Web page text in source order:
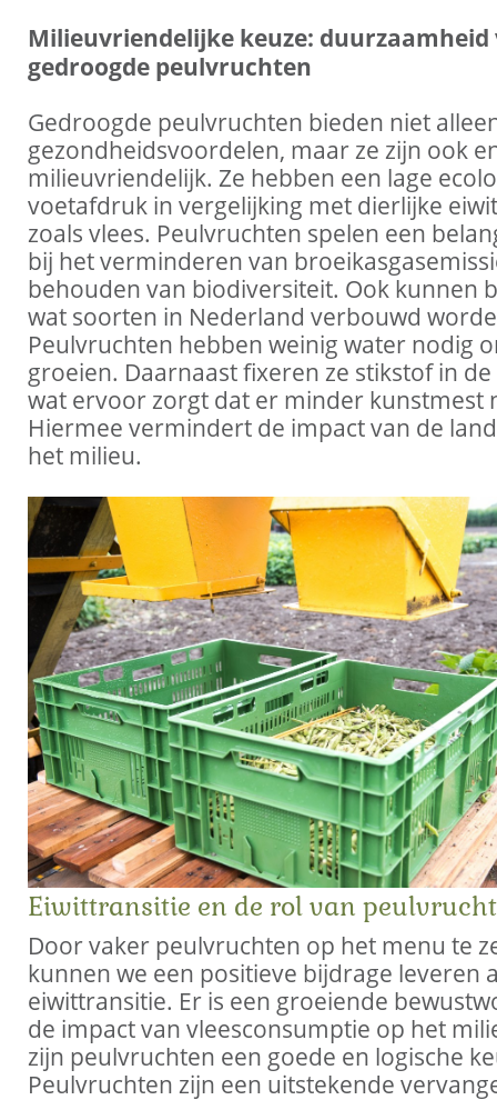
Milieuvriendelijke keuze: duurzaamheid
gedroogde peulvruchten
Gedroogde peulvruchten bieden niet
gezondheidsvoordelen, maar ze zijn ook
milieuvriendelijk. Ze hebben een lage
voetafdruk in vergelijking met dierlijke
zoals vlees. Peulvruchten spelen een
bij het verminderen van
behouden van biodiversiteit. Ook kunnen
wat soorten in Nederland verbouwd
Peulvruchten hebben weinig water nodig
groeien. Daarnaast fixeren ze stikstof in
wat ervoor zorgt dat er minder kunstmest
Hiermee vermindert de impact van de
het milieu.
Eiwittransitie en de rol van
Door vaker peulvruchten op het menu te
kunnen we een positieve bijdrage leveren
eiwittransitie. Er is een groeiende
de impact van vleesconsumptie op het
zijn peulvruchten een goede en logische
Peulvruchten zijn een uitstekende